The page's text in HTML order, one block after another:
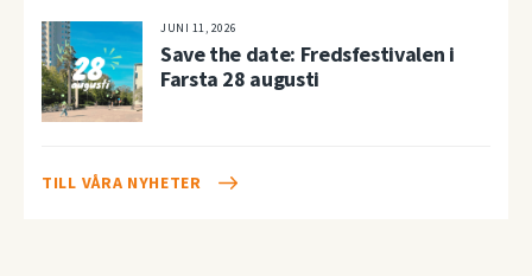
JUNI 11, 2026
Save the date: Fredsfestivalen i
Farsta 28 augusti
TILL VÅRA NYHETER